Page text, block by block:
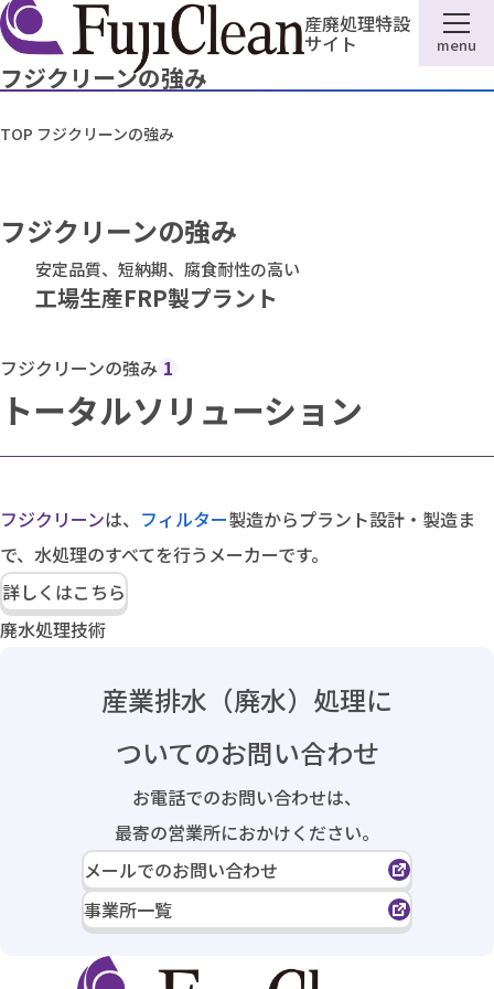
産廃処理特設
サイト menu
フジクリーンの強み
TOP フジクリーンの強み
フジクリーンの強み
安定品質、短納期、腐食耐性の高い
工場生産FRP製プラント
フジクリーンの強み 1
トータルソリューション
フジクリーンは、 フィルター製造からプラント設計・製造ま
で、水処理のすべてを行うメーカーです。
詳しくはこちら
廃水処理技術
産業排水（廃水）処理に
ついてのお問い合わせ
お電話でのお問い合わせは、
最寄の営業所におかけください。
メールでのお問い合わせ
事業所一覧